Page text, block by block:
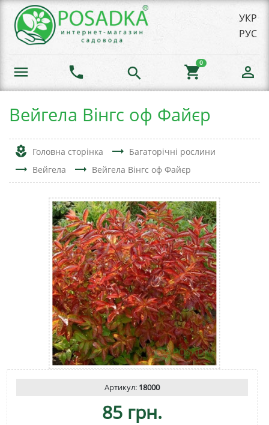
УКР
РУС
menu phone search shopping_cart
0
person_outline
Вейгела Вінгс оф Файєр
local_florist Головна сторінка trending_flat Багаторічні рослини
trending_flat Вейгела trending_flat Вейгела Вінгс оф Файєр
Артикул: 18000
85 грн.